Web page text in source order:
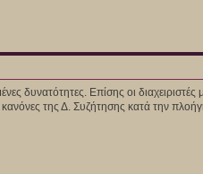
δυνατότητες. Επίσης οι
κανόνες της Δ. Συζήτησης κατά την